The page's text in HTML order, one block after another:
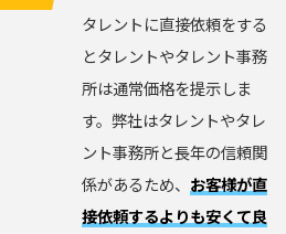
タレントに直接依頼をする
とタレントやタレント事務
所は通常価格を提示しま
す。弊社はタレントやタレ
ント事務所と長年の信頼関
係があるため、 お客様が直
接依頼するよりも安くて良